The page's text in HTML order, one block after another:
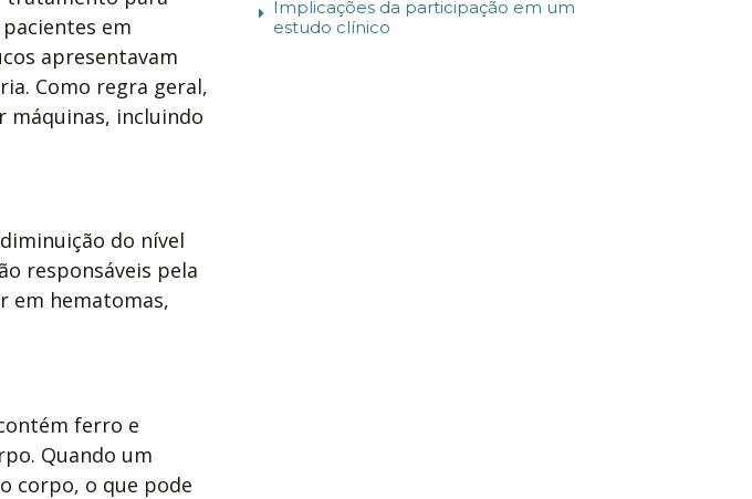
em
apresentavam
Como regra geral,
máquinas, incluindo
do nível
responsáveis pela
em hematomas,
ferro e
Quando um
corpo, o que pode
Implicações da participação em um
estudo clínico